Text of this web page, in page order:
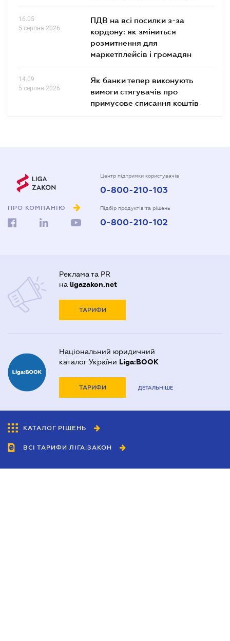
16.05
5 серпня 2026
ПДВ на всі посилки з-за
кордону: як зміниться
розмитнення для
маркетплейсів і громадян
14.09
5 серпня 2026
Як банки тепер виконують
вимоги стягувачів про
примусове списання коштів
ПРО КОМПАНІЮ
Центр підтримки користувачів
0-800-210-103
Підбір продуктів та рішень
0-800-210-102
Реклама та PR
на ligazakon.net
ТАРИФИ
Національний юридичний
каталог України Liga:BOOK
ТАРИФИ ДЕТАЛЬНІШЕ
КАТАЛОГ РІШЕНЬ
ВСІ ТАРИФИ ЛІГА:ЗАКОН